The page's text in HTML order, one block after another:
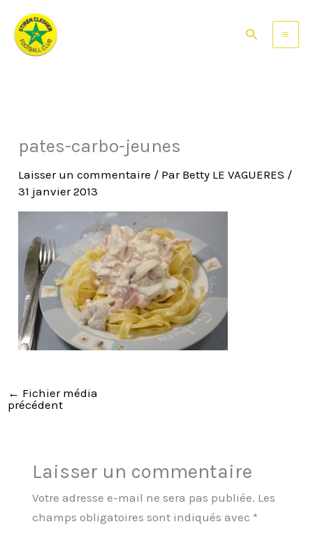
contenu
Rechercher
pates-carbo-jeunes
Laisser un commentaire / Par Betty LE VAGUERES /
31 janvier 2013
← Fichier média
précédent
Laisser un commentaire
Votre adresse e-mail ne sera pas publiée. Les
champs obligatoires sont indiqués avec *